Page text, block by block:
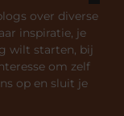
over diverse
inspiratie, je
wilt starten, bij
om zelf
op en sluit je